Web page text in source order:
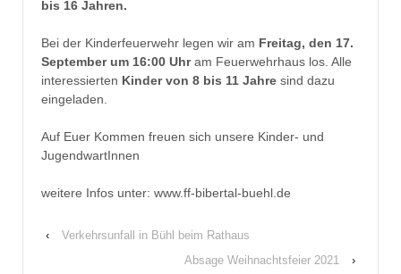
bis 16 Jahren.
Bei der Kinderfeuerwehr legen wir am Freitag, den 17.
September um 16:00 Uhram Feuerwehrhaus los. Alle
interessierten Kinder von 8 bis 11 Jahre sind dazu
eingeladen.
Auf Euer Kommen freuen sich unsere Kinder- und
JugendwartInnen
weitere Infos unter: www.ff-bibertal-buehl.de
‹
Verkehrsunfall in Bühl beim Rathaus
Absage Weihnachtsfeier 2021
›